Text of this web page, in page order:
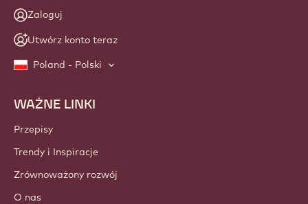
Zaloguj
Utwórz konto teraz
Poland - Polski
Footer
Callebaut
WAŻNE LINKI
Przepisy
Trendy i Inspiracje
Zrównoważony rozwój
O nas